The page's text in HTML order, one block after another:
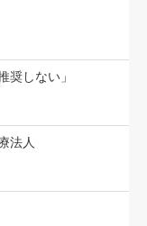
奨しない」
法人